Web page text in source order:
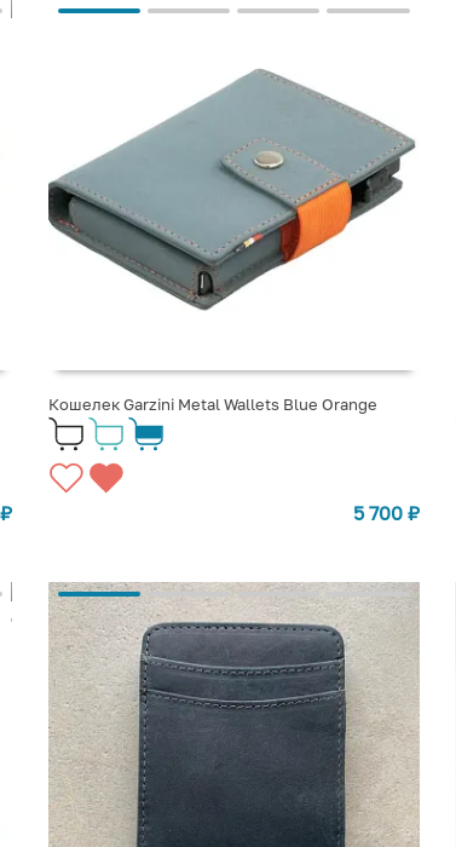
₽
Кошелек Garzini Metal Wallets Blue Orange
5 700 ₽